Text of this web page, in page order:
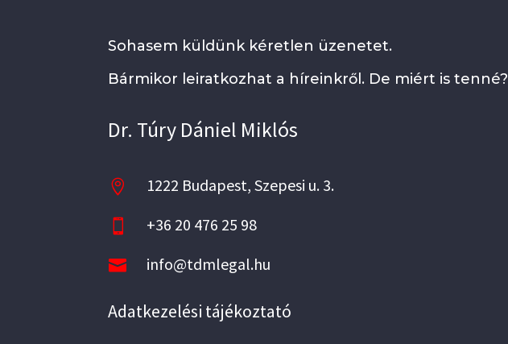
Sohasem küldünk kéretlen üzenetet.
Bármikor leiratkozhat a híreinkről. De miért is tenné?
Dr. Túry Dániel Miklós
 1222 Budapest, Szepesi u. 3.
 +36 20 476 25 98
 info@tdmlegal.hu
Adatkezelési tájékoztató